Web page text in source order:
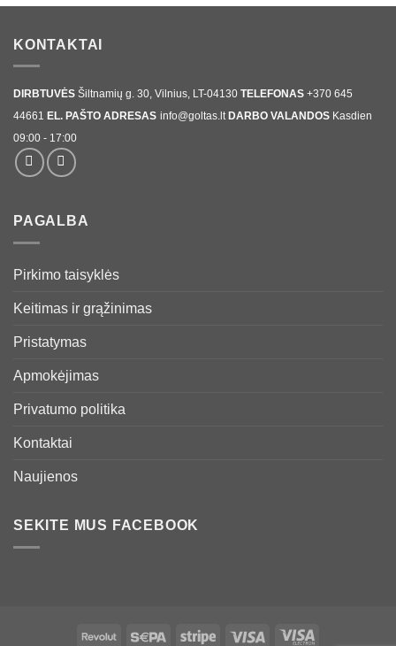
KONTAKTAI
DIRBTUVĖS Šiltnamių g. 30, Vilnius, LT-04130 TELEFONAS +370 645
44661 EL. PAŠTO ADRESAS info@goltas.lt DARBO VALANDOS Kasdien
09:00 - 17:00
PAGALBA
Pirkimo taisyklės
Keitimas ir grąžinimas
Pristatymas
Apmokėjimas
Privatumo politika
Kontaktai
Naujienos
SEKITE MUS FACEBOOK